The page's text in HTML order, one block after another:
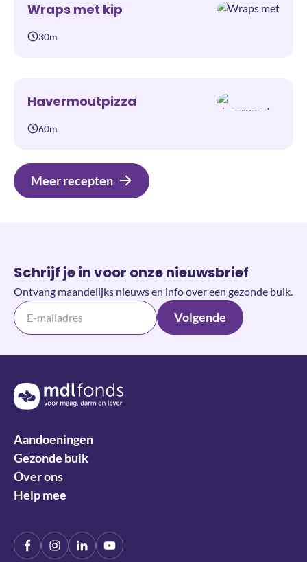
Wraps met kip
30m
Havermoutpizza
60m
Meer recepten
Schrijf je in voor onze nieuwsbrief
Ontvang maandelijks nieuws en info over een gezonde buik.
Volgende
Terug naar de homepage
Aandoeningen
Gezonde buik
Over ons
Help mee
FacebookInstagram
LinkInYouTube